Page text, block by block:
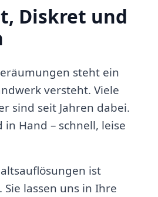
Diskret und
steht ein
versteht. Viele
sind seit Jahren dabei.
Hand – schnell, leise
ist
lassen uns in Ihre